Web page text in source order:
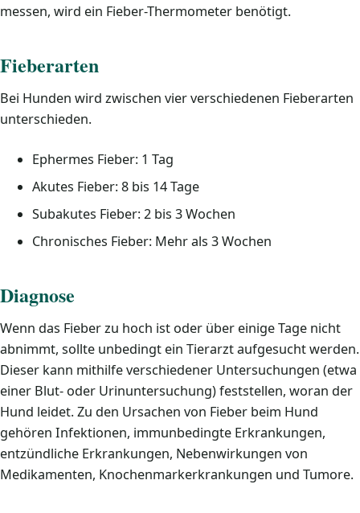
messen, wird ein Fieber-Thermometer benötigt.
Fieberarten
Bei Hunden wird zwischen vier verschiedenen Fieberarten
unterschieden.
Ephermes Fieber: 1 Tag
Akutes Fieber: 8 bis 14 Tage
Subakutes Fieber: 2 bis 3 Wochen
Chronisches Fieber: Mehr als 3 Wochen
Diagnose
Wenn das Fieber zu hoch ist oder über einige Tage nicht
abnimmt, sollte unbedingt ein Tierarzt aufgesucht werden.
Dieser kann mithilfe verschiedener Untersuchungen (etwa
einer Blut- oder Urinuntersuchung) feststellen, woran der
Hund leidet. Zu den Ursachen von Fieber beim Hund
gehören Infektionen, immunbedingte Erkrankungen,
entzündliche Erkrankungen, Nebenwirkungen von
Medikamenten, Knochenmarkerkrankungen und Tumore.